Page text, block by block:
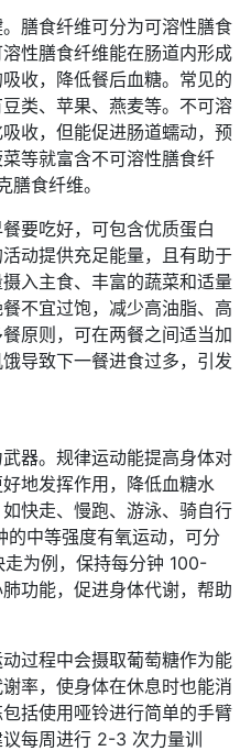
膳食纤维可分为可溶性膳食
性膳食纤维能在肠道内形成
收，降低餐后血糖。常见的
类、苹果、燕麦等。不可溶
收，但能促进肠道蠕动，预
等就富含不可溶性膳食纤
食纤维。
要吃好，可包含优质蛋白
动提供充足能量，且有助于
入主食、丰富的蔬菜和适量
不宜过饱，减少高油脂、高
原则，可在两餐之间适当加
导致下一餐进食过多，引发
器。规律运动能提高身体对
地发挥作用，降低血糖水
快走、慢跑、游泳、骑自行
中等强度有氧运动，可分
为例，保持每分钟 100-
功能，促进身体代谢，帮助
过程中会摄取葡萄糖作为能
率，使身体在休息时也能消
括使用哑铃进行简单的手臂
每周进行 2-3 次力量训